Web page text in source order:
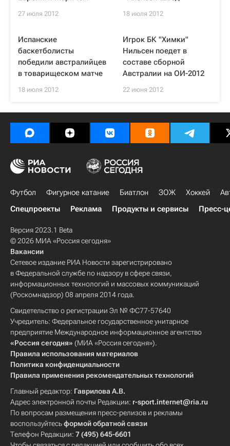
27 июля 2012 18 июля 2012
Испанские
баскетболисты
победили австралийцев
в товарищеском матче
18 июля 2012
Игрок БК "Химки"
Нильсен поедет в
составе сборной
Австралии на ОИ-2012
22 июня 2012
Футбол Фигурное катание Биатлон ЗОЖ Хоккей
Спецпроекты
Реклама Продукты и сервисы Пресс-
Версия 2023.1 Beta
© 2026 МИА «Россия сегодня»
Вакансии
Сетевое издание РИА Новости зарегистрировано
в Федеральной службе по надзору в сфере связи,
информационных технологий и массовых коммуникаций
(Роскомнадзор) 08 апреля 2014 года.
Свидетельство о регистрации Эл № ФС77-57640
Учредитель: Федеральное государственное унитарное
предприятие Международное информационное агентство
«Россия сегодня» (МИА «Россия сегодня»).
Правила использования материалов
Политика конфиденциальности
Правила применения рекомендательных технологий
Главный редактор: Гаврилова А.В.
Адрес электронной почты Редакции: r-sport.internet@ria.ru
По вопросам размещения пресс-релизов и рекламы
воспользуйтесьформой обратной связи
Телефон Редакции: 7 (495) 645-6601